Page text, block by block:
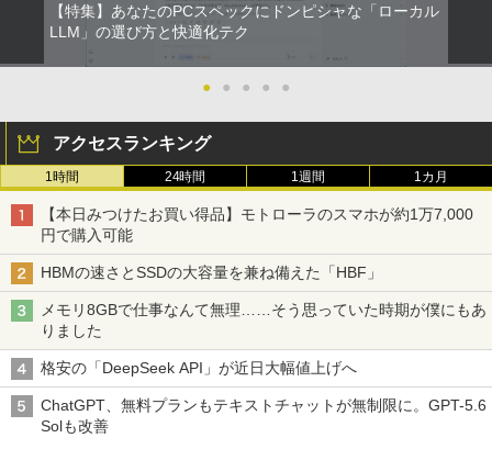
【特集】あなたのPCスペックにドンピシャな「ローカル
LLM」の選び方と快適化テク
● ● ● ● ●
アクセスランキング
1時間 24時間 1週間 1カ月
【本日みつけたお買い得品】モトローラのスマホが約1万7,000
円で購入可能
HBMの速さとSSDの大容量を兼ね備えた「HBF」
メモリ8GBで仕事なんて無理……そう思っていた時期が僕にもあ
りました
格安の「DeepSeek API」が近日大幅値上げへ
ChatGPT、無料プランもテキストチャットが無制限に。GPT-5.6
Solも改善